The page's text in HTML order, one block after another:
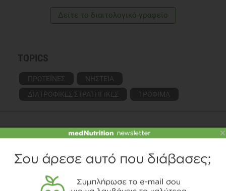
Δείτε το διαιτολογικό γραφείο
TOPICS
ΠΡΩΤΕΪΝΕΣ
ΝΗΣΤΕΙΑ
ΔΙΑΤΡΟΦΙΚΕΣ ΣΤΡΑΤΗΓΙΚΕΣ
ΤΡΟΦΙΜΑ
ΔΙΑΒΑΣΤΕ ΑΚΟΜΗ ×